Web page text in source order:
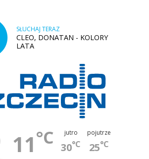
SŁUCHAJ TERAZ
CLEO, DONATAN - KOLORY
LATA
11°C jutro
30°C
pojutrze
25°C